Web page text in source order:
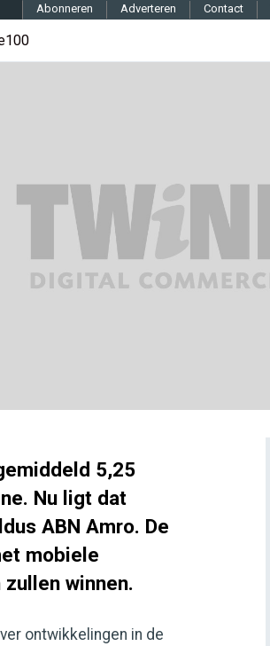
Abonneren Adverteren Contact
5,25
Nu ligt dat
ABN Amro. De
mobiele
winnen.
ontwikkelingen in de